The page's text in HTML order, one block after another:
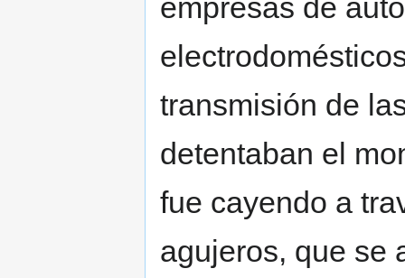
empresas de
transmisión de
detentaban el
fue cayendo a
agujeros, que se